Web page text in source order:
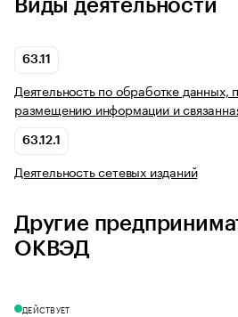
Виды деятельности
63.11
Деятельность по обработке данных,
размещению информации и
63.12.1
Деятельность сетевых изданий
Другие
ОКВЭД
ДЕЙСТВУЕТ